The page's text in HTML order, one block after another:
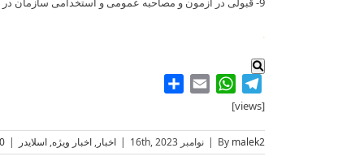
.
Telegram
WhatsApp
Email
[views]
By malek2
| نوامبر 16th, 2023 | اخبار, اخبار ویژه, اسلایدر |
0 Comments